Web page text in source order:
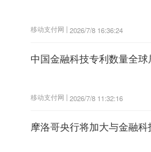
移动支付网 | 2026/7/8 16:36:24
中国金融科技专利数量全
移动支付网 | 2026/7/8 11:32:16
摩洛哥央行将加大与金融